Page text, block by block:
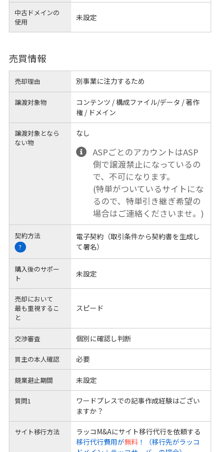
中古ドメインの
使用
未設定
売買情報
売却理由 別事業に注力するため
譲渡対象物
コンテンツ / 構成ファイル/データ / 著作
権 / ドメイン
譲渡対象となら
ない物
なし
ASPごとのアカウントはASP
側で譲渡禁止になっているの
で、不可になります。
(特単がついているサイトにな
るので、特単引き継ぎ希望の
場合はご連絡くださいませ。)
契約方法
?
電子契約（取引条件から契約書を生成し
て署名）
購入後のサポー
ト
未設定
売却において
最も重視するこ
と
スピード
交渉審査 個別に確認し判断
買主の本人確認 必要
競業避止期間 未設定
質問1
ワードプレスでの記事作成経験はござい
ますか？
サイト移行方法
ラッコM&Aにサイト移行代行を依頼する
移行代行費用が無料！（移行先がラッコ